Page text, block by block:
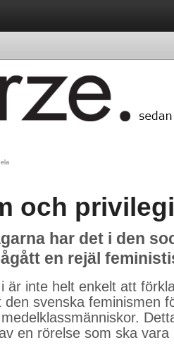
och
har det i den
en rejäl
i är inte helt enkelt att
svenska feminismen
en rörelse som ska vara